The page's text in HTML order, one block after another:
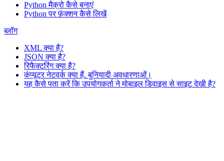
Python मैक्रो कैसे बनाएं
Python पर फ़ंक्शन कैसे लिखें
ब्लॉग
XML क्या है?
JSON क्या है?
रिफैक्टरिंग क्या है?
कंप्यूटर नेटवर्क क्या हैं. बुनियादी अवधारणाओं।
यह कैसे पता करें कि उपयोगकर्ता ने मोबाइल डिवाइस से साइट देखी है?